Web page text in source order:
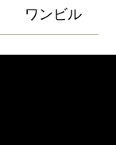
ワンビル